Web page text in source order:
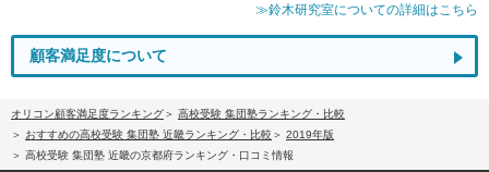
≫鈴木研究室についての詳細はこちら
顧客満足度について
オリコン顧客満足度ランキング
高校受験 集団塾ランキング・比較
おすすめの高校受験 集団塾 近畿ランキング・比較
2019年版
高校受験 集団塾 近畿の京都府ランキング・口コミ情報